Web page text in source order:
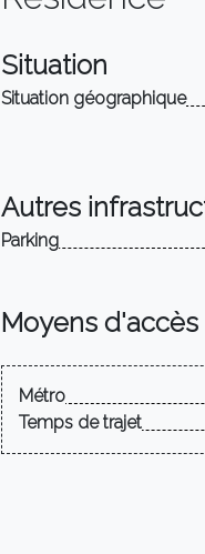
Situation
Situation géographique
Autres
Parking
Moyens d'accès
Métro
Temps de trajet